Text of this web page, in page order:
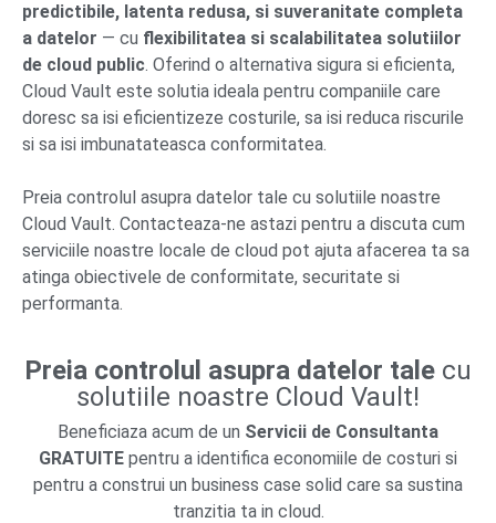
predictibile, latenta redusa, si suveranitate completa
a datelor — cu flexibilitatea si scalabilitatea solutiilor
de cloud public. Oferind o alternativa sigura si eficienta,
Cloud Vault este solutia ideala pentru companiile care
doresc sa isi eficientizeze costurile, sa isi reduca riscurile
si sa isi imbunatateasca conformitatea.
Preia controlul asupra datelor tale cu solutiile noastre
Cloud Vault. Contacteaza-ne astazi pentru a discuta cum
serviciile noastre locale de cloud pot ajuta afacerea ta sa
atinga obiectivele de conformitate, securitate si
performanta.
Preia controlul asupra datelor tale cu
solutiile noastre Cloud Vault!
Beneficiaza acum de un Servicii de Consultanta
GRATUITE pentru a identifica economiile de costuri si
pentru a construi un business case solid care sa sustina
tranzitia ta in cloud.